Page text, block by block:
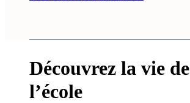
Découvrez la vie de
l’école